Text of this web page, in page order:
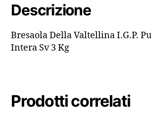
Descrizione
Bresaola Della Valtellina I.G.P.
Intera Sv 3 Kg
Prodotti correlati